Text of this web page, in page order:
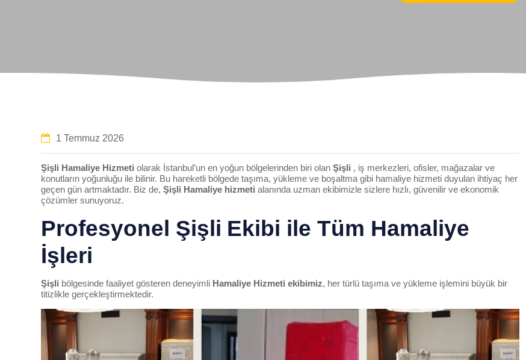
1 Temmuz 2026
Şişli Hamaliye Hizmeti olarak İstanbul’un en yoğun bölgelerinden biri olan Şişli , iş merkezleri, ofisler, mağazalar ve
konutların yoğunluğu ile bilinir. Bu hareketli bölgede taşıma, yükleme ve boşaltma gibi hamaliye hizmeti duyulan ihtiyaç her
geçen gün artmaktadır. Biz de, Şişli Hamaliye hizmeti alanında uzman ekibimizle sizlere hızlı, güvenilir ve ekonomik
çözümler sunuyoruz.
Profesyonel Şişli Ekibi ile Tüm Hamaliye
İşleri
Şişli bölgesinde faaliyet gösteren deneyimli Hamaliye Hizmeti ekibimiz, her türlü taşıma ve yükleme işlemini büyük bir
titizlikle gerçekleştirmektedir.